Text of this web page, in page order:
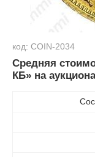
код: COIN-2034
Средняя
КБ» на